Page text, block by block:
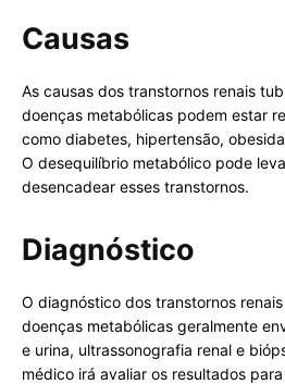
Causas
As causas dos transtornos renais
doenças metabólicas podem estar
como diabetes, hipertensão,
O desequilíbrio metabólico pode
desencadear esses transtornos.
Diagnóstico
O diagnóstico dos transtornos
doenças metabólicas geralmente
e urina, ultrassonografia renal e
médico irá avaliar os resultados